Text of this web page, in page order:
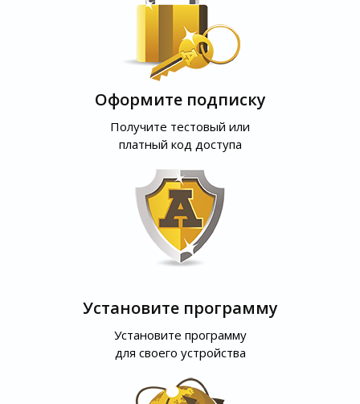
Оформите подписку
Получите тестовый или
платный код доступа
Установите программу
Установите программу
для своего устройства